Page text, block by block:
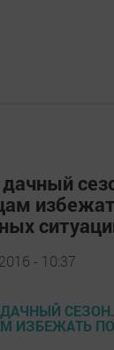
- 10:37